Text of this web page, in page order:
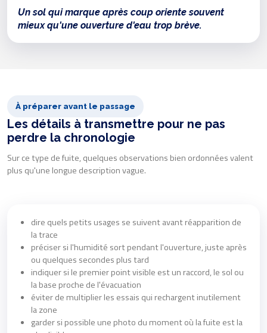
Un sol qui marque après coup oriente souvent
mieux qu'une ouverture d'eau trop brève.
À préparer avant le passage
Les détails à transmettre pour ne pas
perdre la chronologie
Sur ce type de fuite, quelques observations bien ordonnées valent
plus qu'une longue description vague.
dire quels petits usages se suivent avant réapparition de
la trace
préciser si l'humidité sort pendant l'ouverture, juste après
ou quelques secondes plus tard
indiquer si le premier point visible est un raccord, le sol ou
la base proche de l'évacuation
éviter de multiplier les essais qui rechargent inutilement
la zone
garder si possible une photo du moment où la fuite est la